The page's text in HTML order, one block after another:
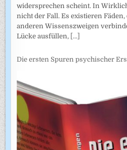
widersprechen scheint. In
nicht der Fall. Es existieren
anderen Wissenszweigen
Lücke ausfüllen, [...]
Die ersten Spuren psychischer